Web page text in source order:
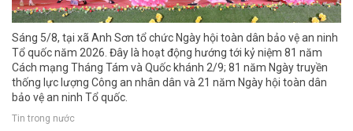
Sáng 5/8, tại xã Anh Sơn tổ chức Ngày hội toàn dân bảo vệ an ninh
Tổ quốc năm 2026. Đây là hoạt động hướng tới kỷ niệm 81 năm
Cách mạng Tháng Tám và Quốc khánh 2/9; 81 năm Ngày truyền
thống lực lượng Công an nhân dân và 21 năm Ngày hội toàn dân
bảo vệ an ninh Tổ quốc.
Tin trong nước